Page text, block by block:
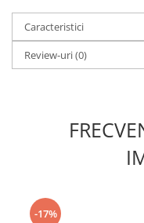
Caracteristici
Review-uri(0)
-17%